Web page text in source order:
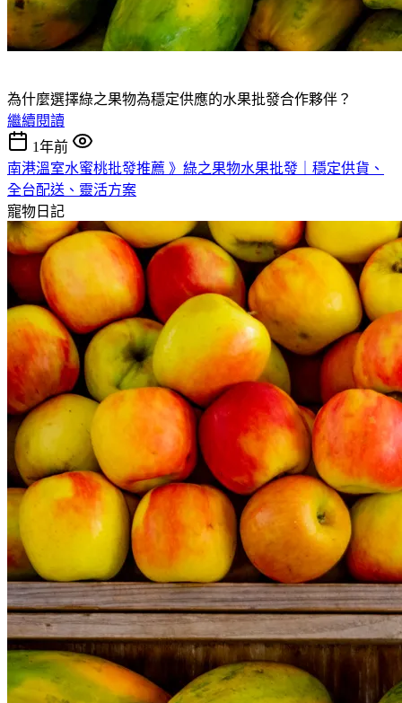
為什麼選擇綠之果物為穩定供應的水果批發合作夥伴？
繼續閱讀
1年前
南港溫室水蜜桃批發推薦 》綠之果物水果批發｜穩定供貨、
全台配送、靈活方案
寵物日記